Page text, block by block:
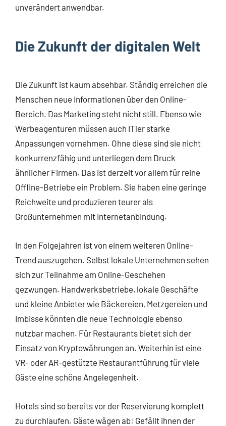
unverändert anwendbar.
Die Zukunft der digitalen Welt
Die Zukunft ist kaum absehbar. Ständig erreichen die
Menschen neue Informationen über den Online-
Bereich. Das Marketing steht nicht still. Ebenso wie
Werbeagenturen müssen auch ITler starke
Anpassungen vornehmen. Ohne diese sind sie nicht
konkurrenzfähig und unterliegen dem Druck
ähnlicher Firmen. Das ist derzeit vor allem für reine
Offline-Betriebe ein Problem. Sie haben eine geringe
Reichweite und produzieren teurer als
Großunternehmen mit Internetanbindung.
In den Folgejahren ist von einem weiteren Online-
Trend auszugehen. Selbst lokale Unternehmen sehen
sich zur Teilnahme am Online-Geschehen
gezwungen. Handwerksbetriebe, lokale Geschäfte
und kleine Anbieter wie Bäckereien, Metzgereien und
Imbisse könnten die neue Technologie ebenso
nutzbar machen. Für Restaurants bietet sich der
Einsatz von Kryptowährungen an. Weiterhin ist eine
VR- oder AR-gestützte Restaurantführung für viele
Gäste eine schöne Angelegenheit.
Hotels sind so bereits vor der Reservierung komplett
zu durchlaufen. Gäste wägen ab: Gefällt ihnen der